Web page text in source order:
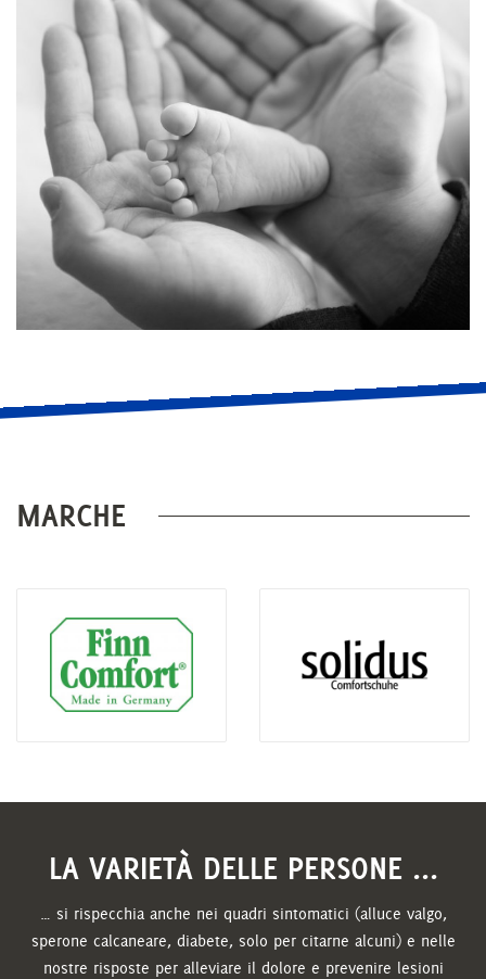
MARCHE
LA VARIETÀ DELLE PERSONE ...
… si rispecchia anche nei quadri sintomatici (alluce valgo,
sperone calcaneare, diabete, solo per citarne alcuni) e nelle
nostre risposte per alleviare il dolore e prevenire lesioni